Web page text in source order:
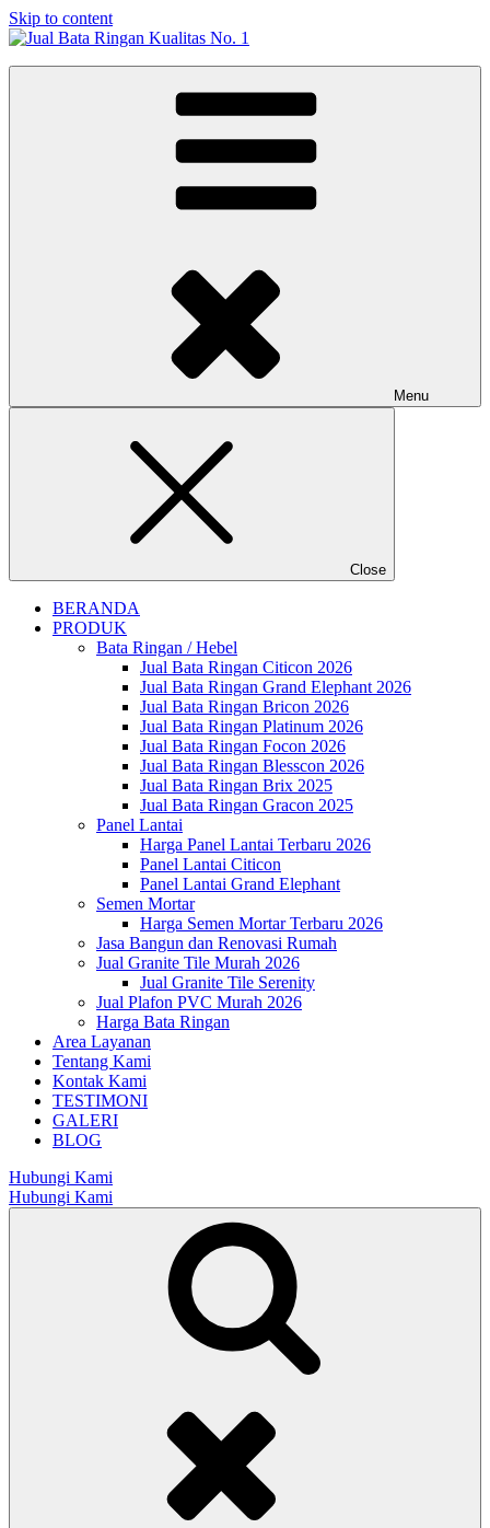
Skip to content
Jual Bata Ringan Kualitas No. 1
Menu
Close
BERANDA
PRODUK
Bata Ringan / Hebel
Jual Bata Ringan Citicon 2026
Jual Bata Ringan Grand Elephant 2026
Jual Bata Ringan Bricon 2026
Jual Bata Ringan Platinum 2026
Jual Bata Ringan Focon 2026
Jual Bata Ringan Blesscon 2026
Jual Bata Ringan Brix 2025
Jual Bata Ringan Gracon 2025
Panel Lantai
Harga Panel Lantai Terbaru 2026
Panel Lantai Citicon
Panel Lantai Grand Elephant
Semen Mortar
Harga Semen Mortar Terbaru 2026
Jasa Bangun dan Renovasi Rumah
Jual Granite Tile Murah 2026
Jual Granite Tile Serenity
Jual Plafon PVC Murah 2026
Harga Bata Ringan
Area Layanan
Tentang Kami
Kontak Kami
TESTIMONI
GALERI
BLOG
Hubungi Kami
Hubungi Kami